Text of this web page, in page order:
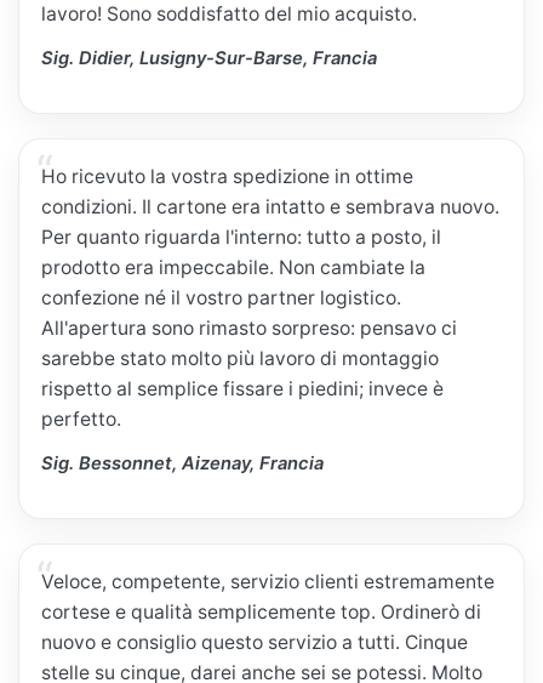
lavoro! Sono soddisfatto del mio acquisto.
Sig. Didier, Lusigny-Sur-Barse, Francia
Ho ricevuto la vostra spedizione in ottime
condizioni. Il cartone era intatto e sembrava nuovo.
Per quanto riguarda l'interno: tutto a posto, il
prodotto era impeccabile. Non cambiate la
confezione né il vostro partner logistico.
All'apertura sono rimasto sorpreso: pensavo ci
sarebbe stato molto più lavoro di montaggio
rispetto al semplice fissare i piedini; invece è
perfetto.
Sig. Bessonnet, Aizenay, Francia
Veloce, competente, servizio clienti estremamente
cortese e qualità semplicemente top. Ordinerò di
nuovo e consiglio questo servizio a tutti. Cinque
stelle su cinque, darei anche sei se potessi. Molto